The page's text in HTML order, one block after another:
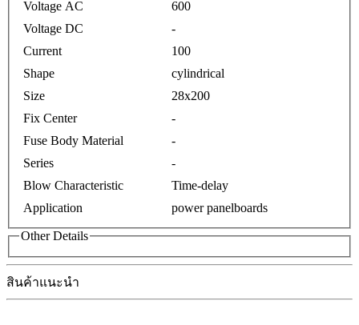
Voltage AC
600
Voltage DC
-
Current
100
Shape
cylindrical
Size
28x200
Fix Center
-
Fuse Body Material
-
Series
-
Blow Characteristic
Time-delay
Application
power panelboards
Other Details
สินค้าแนะนำ